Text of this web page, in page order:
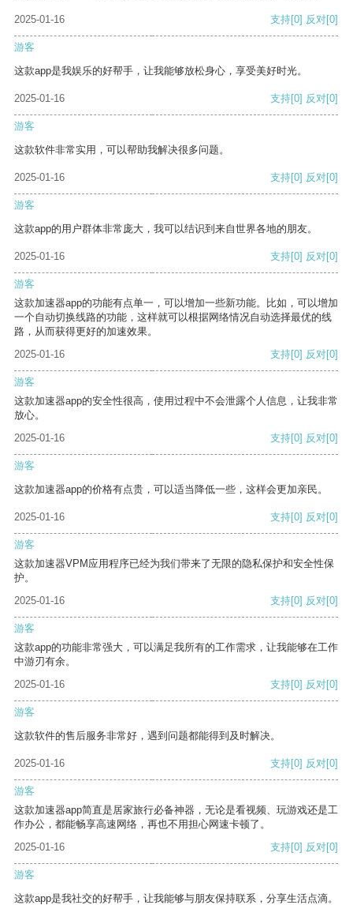
2025-01-16 支持[0] 反对[0]
游客
这款app是我娱乐的好帮手，让我能够放松身心，享受美好时光。
2025-01-16 支持[0] 反对[0]
游客
这款软件非常实用，可以帮助我解决很多问题。
2025-01-16 支持[0] 反对[0]
游客
这款app的用户群体非常庞大，我可以结识到来自世界各地的朋友。
2025-01-16 支持[0] 反对[0]
游客
这款加速器app的功能有点单一，可以增加一些新功能。比如，可以增加
一个自动切换线路的功能，这样就可以根据网络情况自动选择最优的线
路，从而获得更好的加速效果。
2025-01-16
支持[0] 反对[0]
游客
这款加速器app的安全性很高，使用过程中不会泄露个人信息，让我非常
放心。
2025-01-16
支持[0] 反对[0]
游客
这款加速器app的价格有点贵，可以适当降低一些，这样会更加亲民。
2025-01-16 支持[0] 反对[0]
游客
这款加速器VPM应用程序已经为我们带来了无限的隐私保护和安全性保
护。
2025-01-16
支持[0] 反对[0]
游客
这款app的功能非常强大，可以满足我所有的工作需求，让我能够在工作
中游刃有余。
2025-01-16
支持[0] 反对[0]
游客
这款软件的售后服务非常好，遇到问题都能得到及时解决。
2025-01-16 支持[0] 反对[0]
游客
这款加速器app简直是居家旅行必备神器，无论是看视频、玩游戏还是工
作办公，都能畅享高速网络，再也不用担心网速卡顿了。
2025-01-16
支持[0] 反对[0]
游客
这款app是我社交的好帮手，让我能够与朋友保持联系，分享生活点滴。